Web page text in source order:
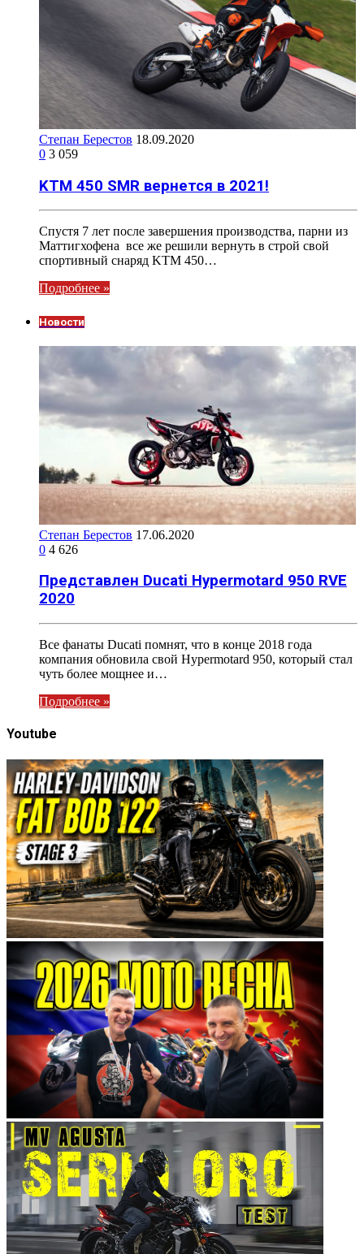
Степан Берестов 18.09.2020
0 3 059
KTM 450 SMR вернется в 2021!
Спустя 7 лет после завершения производства, парни из
Маттигхофена все же решили вернуть в строй свой
спортивный снаряд KTM 450…
Подробнее »
Новости
Степан Берестов 17.06.2020
0 4 626
Представлен Ducati Hypermotard 950 RVE
2020
Все фанаты Ducati помнят, что в конце 2018 года
компания обновила свой Hypermotard 950, который стал
чуть более мощнее и…
Подробнее »
Youtube